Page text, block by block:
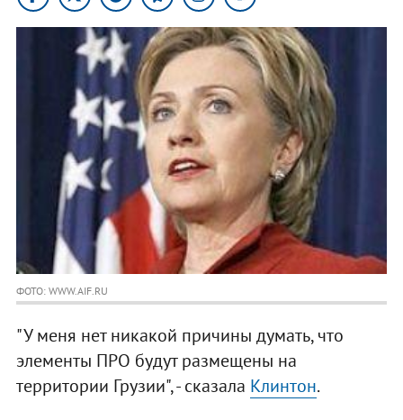
ФОТО: WWW.AIF.RU
"У меня нет никакой причины думать, что
элементы ПРО будут размещены на
территории Грузии", - сказала Клинтон.